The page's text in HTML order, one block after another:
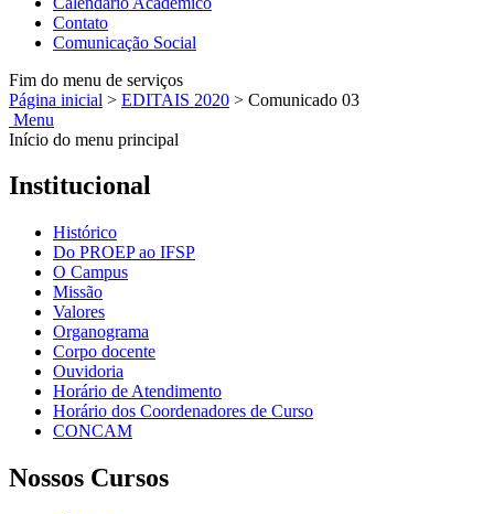
Contato
Comunicação Social
Fim do menu de serviços
Página inicial > EDITAIS 2020 > Comunicado 03
Menu
Início do menu principal
Institucional
Histórico
Do PROEP ao IFSP
O Campus
Missão
Valores
Organograma
Corpo docente
Ouvidoria
Horário de Atendimento
Horário dos Coordenadores de Curso
CONCAM
Nossos Cursos